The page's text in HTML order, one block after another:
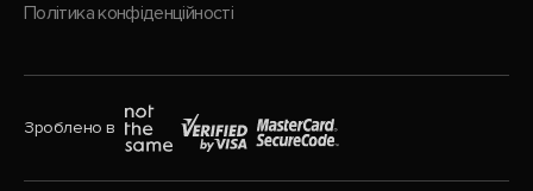
Політика конфіденційності
Зроблено в